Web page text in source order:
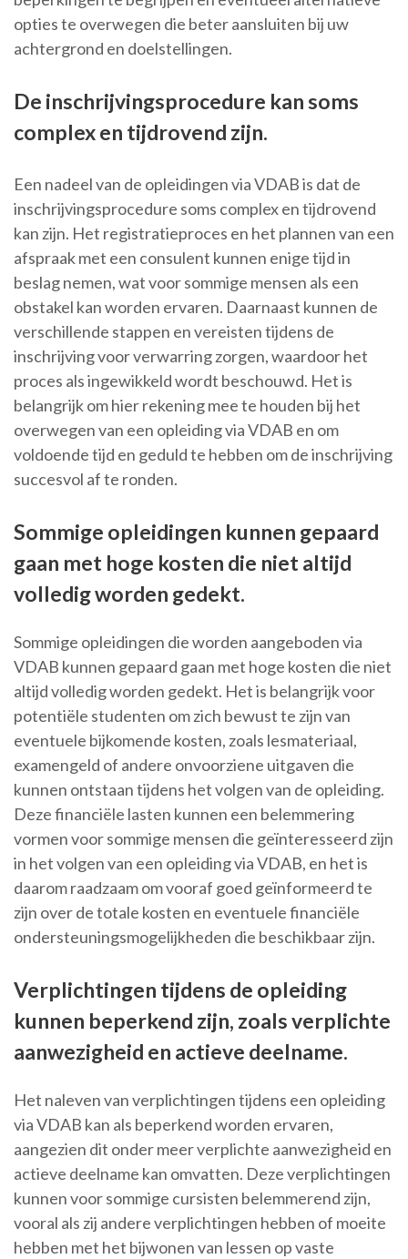
opties te overwegen die beter aansluiten bij uw
achtergrond en doelstellingen.
De inschrijvingsprocedure kan soms
complex en tijdrovend zijn.
Een nadeel van de opleidingen via VDAB is dat de
inschrijvingsprocedure soms complex en tijdrovend
kan zijn. Het registratieproces en het plannen van een
afspraak met een consulent kunnen enige tijd in
beslag nemen, wat voor sommige mensen als een
obstakel kan worden ervaren. Daarnaast kunnen de
verschillende stappen en vereisten tijdens de
inschrijving voor verwarring zorgen, waardoor het
proces als ingewikkeld wordt beschouwd. Het is
belangrijk om hier rekening mee te houden bij het
overwegen van een opleiding via VDAB en om
voldoende tijd en geduld te hebben om de inschrijving
succesvol af te ronden.
Sommige opleidingen kunnen gepaard
gaan met hoge kosten die niet altijd
volledig worden gedekt.
Sommige opleidingen die worden aangeboden via
VDAB kunnen gepaard gaan met hoge kosten die niet
altijd volledig worden gedekt. Het is belangrijk voor
potentiële studenten om zich bewust te zijn van
eventuele bijkomende kosten, zoals lesmateriaal,
examengeld of andere onvoorziene uitgaven die
kunnen ontstaan tijdens het volgen van de opleiding.
Deze financiële lasten kunnen een belemmering
vormen voor sommige mensen die geïnteresseerd zijn
in het volgen van een opleiding via VDAB, en het is
daarom raadzaam om vooraf goed geïnformeerd te
zijn over de totale kosten en eventuele financiële
ondersteuningsmogelijkheden die beschikbaar zijn.
Verplichtingen tijdens de opleiding
kunnen beperkend zijn, zoals verplichte
aanwezigheid en actieve deelname.
Het naleven van verplichtingen tijdens een opleiding
via VDAB kan als beperkend worden ervaren,
aangezien dit onder meer verplichte aanwezigheid en
actieve deelname kan omvatten. Deze verplichtingen
kunnen voor sommige cursisten belemmerend zijn,
vooral als zij andere verplichtingen hebben of moeite
hebben met het bijwonen van lessen op vaste